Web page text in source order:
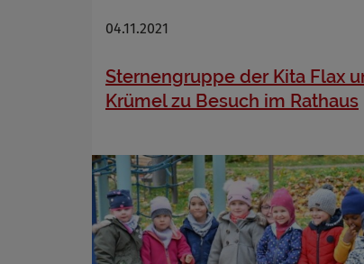
04.11.2021
Sternengruppe der Kita Flax
Krümel zu Besuch im Rathaus